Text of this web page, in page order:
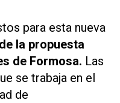
para esta nueva
la propuesta
de Formosa. Las
se trabaja en el
de